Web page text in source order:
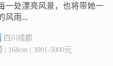
一处漂亮风景，也将带她一
风雨...
四川成都
| 168cm | 3001-5000元